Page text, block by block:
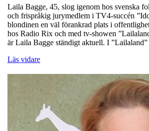
Laila Bagge, 45, slog igenom hos svenska
och frispråkig jurymedlem i TV4-succén
blondinen en väl förankrad plats i
hos Radio Rix och med tv-showen
är Laila Bagge ständigt aktuell. I
Läs vidare